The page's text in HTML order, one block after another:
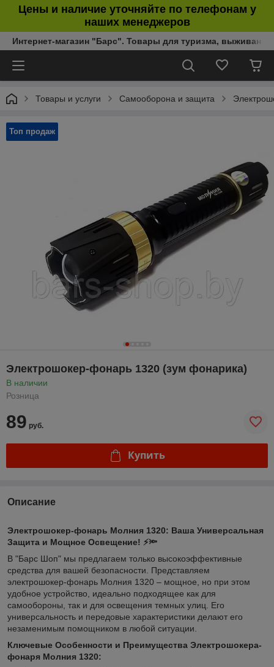
Цены и наличие уточняйте по телефонам у
наших менеджеров
Интернет-магазин "Барс". Товары для туризма,
Товары и услуги Самооборона и защита
Топ продаж
Электрошокер-фонарь 1320 (зум фонарика)
В наличии
Розница
89 руб.
Купить
Описание
Электрошокер-фонарь Молния 1320: Ваша Универсальная
Защита и Мощное Освещение! ⚡🔦
В "Барс Шоп" мы предлагаем только высокоэффективные
средства для вашей безопасности. Представляем
электрошокер-фонарь Молния 1320 – мощное, но при этом
удобное устройство, идеально подходящее как для
самообороны, так и для освещения темных улиц. Его
универсальность и передовые характеристики делают его
незаменимым помощником в любой ситуации.
Ключевые Особенности и Преимущества Электрошокера-
фонаря Молния 1320: